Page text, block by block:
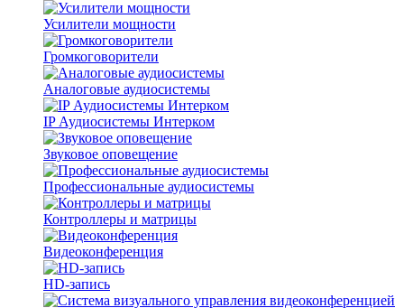
Усилители мощности
Громкоговорители
Аналоговые аудиосистемы
IP Аудиосистемы Интерком
Звуковое оповещение
Профессиональные аудиосистемы
Контроллеры и матрицы
Видеоконференция
HD-запись